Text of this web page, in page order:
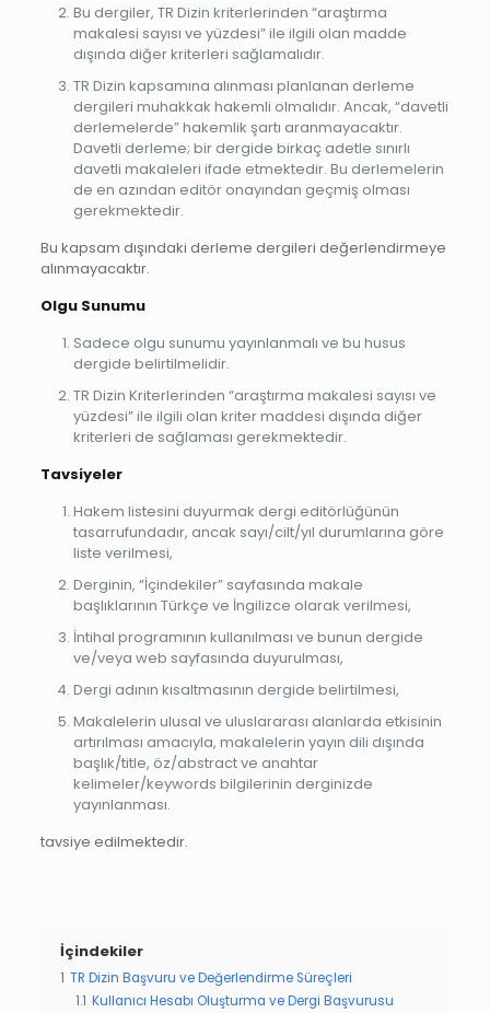
Bu dergiler, TR Dizin kriterlerinden “araştırma
makalesi sayısı ve yüzdesi” ile ilgili olan madde
dışında diğer kriterleri sağlamalıdır.
TR Dizin kapsamına alınması planlanan derleme
dergileri muhakkak hakemli olmalıdır. Ancak, “davetli
derlemelerde” hakemlik şartı aranmayacaktır.
Davetli derleme; bir dergide birkaç adetle sınırlı
davetli makaleleri ifade etmektedir. Bu derlemelerin
de en azından editör onayından geçmiş olması
gerekmektedir.
Bu kapsam dışındaki derleme dergileri değerlendirmeye
alınmayacaktır.
Olgu Sunumu
Sadece olgu sunumu yayınlanmalı ve bu husus
dergide belirtilmelidir.
TR Dizin Kriterlerinden “araştırma makalesi sayısı ve
yüzdesi” ile ilgili olan kriter maddesi dışında diğer
kriterleri de sağlaması gerekmektedir.
Tavsiyeler
Hakem listesini duyurmak dergi editörlüğünün
tasarrufundadır, ancak sayı/cilt/yıl durumlarına göre
liste verilmesi,
Derginin, “İçindekiler” sayfasında makale
başlıklarının Türkçe ve İngilizce olarak verilmesi,
İntihal programının kullanılması ve bunun dergide
ve/veya web sayfasında duyurulması,
Dergi adının kısaltmasının dergide belirtilmesi,
Makalelerin ulusal ve uluslararası alanlarda etkisinin
artırılması amacıyla, makalelerin yayın dili dışında
başlık/title, öz/abstract ve anahtar
kelimeler/keywords bilgilerinin derginizde
yayınlanması.
tavsiye edilmektedir.
İçindekiler
1 TR Dizin Başvuru ve Değerlendirme Süreçleri
1.1 Kullanıcı Hesabı Oluşturma ve Dergi Başvurusu